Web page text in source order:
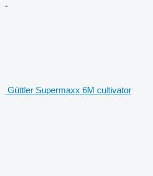
Güttler Supermaxx 6M cultivator